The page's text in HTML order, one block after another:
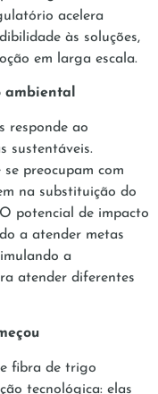
acelera
às soluções,
em larga escala.
ambiental
responde ao
sustentáveis.
preocupam com
na substituição do
potencial de impacto
a atender metas
a
atender diferentes
fibra de trigo
tecnológica: elas